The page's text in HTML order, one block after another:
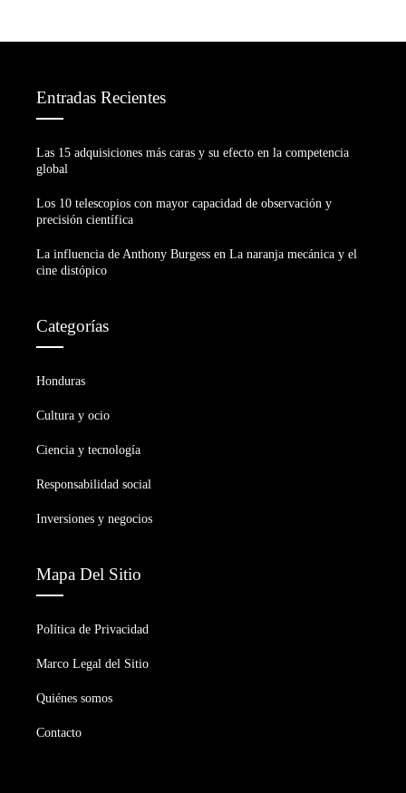
Entradas Recientes
Las 15 adquisiciones más caras y su efecto en la competencia
global
Los 10 telescopios con mayor capacidad de observación y
precisión científica
La influencia de Anthony Burgess en La naranja mecánica y el
cine distópico
Categorías
Honduras
Cultura y ocio
Ciencia y tecnología
Responsabilidad social
Inversiones y negocios
Mapa Del Sitio
Política de Privacidad
Marco Legal del Sitio
Quiénes somos
Contacto